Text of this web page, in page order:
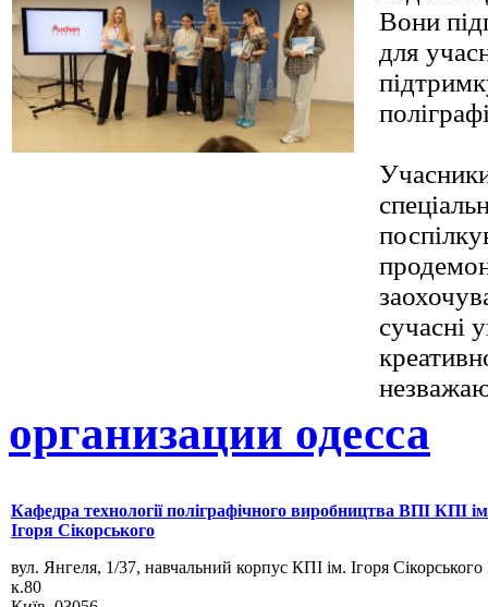
Вони
для
сучасні
организации одесса
Кафедра технології поліграфічного виробництва ВПІ КПІ
Ігоря Сікорського
вул. Янгеля, 1/37, навчальний корпус КПІ ім. Ігоря
к.80